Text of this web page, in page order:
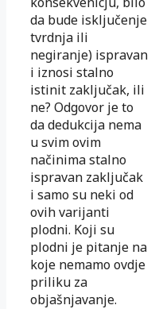
da bude isključenje
tvrdnja ili
negiranje) ispravan
i iznosi stalno
istinit zaključak, ili
ne? Odgovor je to
da dedukcija nema
u svim ovim
načinima stalno
ispravan zaključak
i samo su neki od
ovih varijanti
plodni. Koji su
plodni je pitanje na
koje nemamo ovdje
priliku za
objašnjavanje.